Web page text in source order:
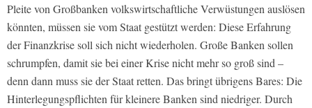
Pleite von Großbanken volkswirtschaftliche Verwüstungen auslösen
könnten, müssen sie vom Staat gestützt werden: Diese Erfahrung
der Finanzkrise soll sich nicht wiederholen. Große Banken sollen
schrumpfen, damit sie bei einer Krise nicht mehr so groß sind –
denn dann muss sie der Staat retten. Das bringt übrigens Bares: Die
Hinterlegungspflichten für kleinere Banken sind niedriger. Durch